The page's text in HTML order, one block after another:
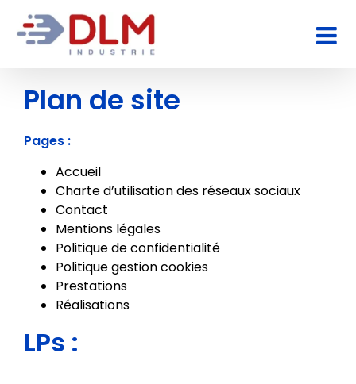
contenu
Plan de site
Pages :
Accueil
Charte d’utilisation des réseaux sociaux
Contact
Mentions légales
Politique de confidentialité
Politique gestion cookies
Prestations
Réalisations
LPs :